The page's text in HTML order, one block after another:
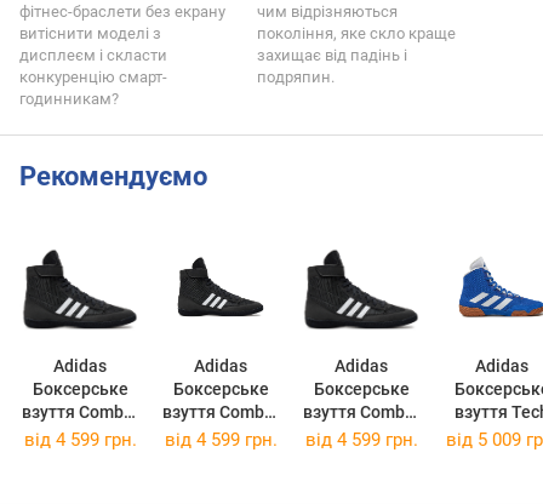
фітнес-браслети без екрану
витіснити моделі з
дисплеєм і скласти
конкуренцію смарт-
годинникам?
чим відрізняються
покоління, яке скло краще
захищає від падінь і
подряпин.
Рекомендуємо
Adidas
Боксерське
взуття Combat
Speed 4 IG2020
Adidas
Боксерське
взуття Combat
Speed 4 IG2020
Adidas
Боксерське
взуття Combat
Speed 4 IG2020
Adidas
взуття
Fall 2.0
від 4 599 грн. від 4 599 грн. від 4 599 грн. від 5 009